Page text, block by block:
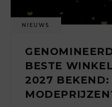
NIEUWS
BESTE
2027 BEKEND: